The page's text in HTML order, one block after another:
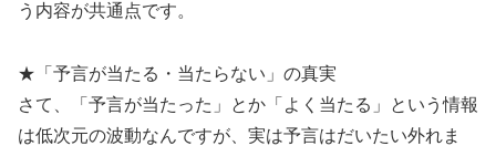
う内容が共通点です。
★「予言が当たる・当たらない」の真実
さて、「予言が当たった」とか「よく当たる」という情報
は低次元の波動なんですが、実は予言はだいたい外れま